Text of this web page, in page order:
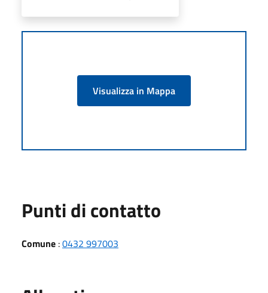
Visualizza in Mappa
Punti di contatto
Comune :0432 997003